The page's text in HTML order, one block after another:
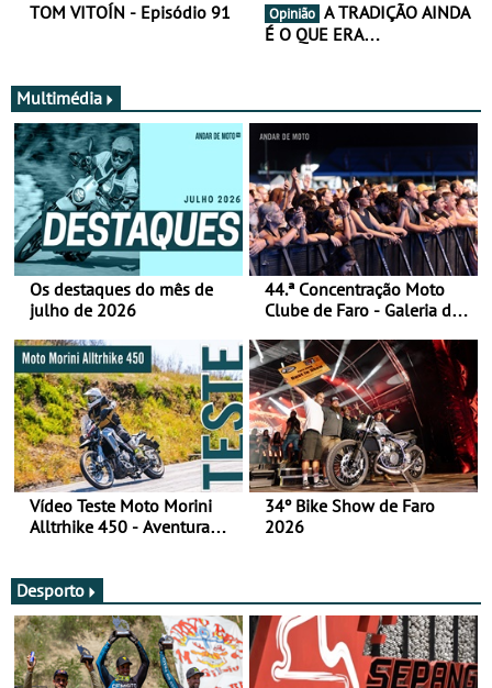
TOM VITOÍN - Episódio 91 Opinião
É O QUE ERA…
Multimédia
Os destaques do mês de
julho de 2026
44.ª Concentração Moto
Clube de Faro - Galeria de
Vídeo Teste Moto Morini
Alltrhike 450 - Aventura
34º Bike Show de Faro
2026
Desporto